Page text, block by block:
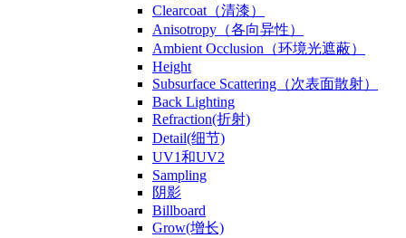
Clearcoat（清漆）
Anisotropy（各向异性）
Ambient Occlusion（环境光遮蔽）
Height
Subsurface Scattering（次表面散射）
Back Lighting
Refraction(折射)
Detail(细节)
UV1和UV2
Sampling
阴影
Billboard
Grow(增长)